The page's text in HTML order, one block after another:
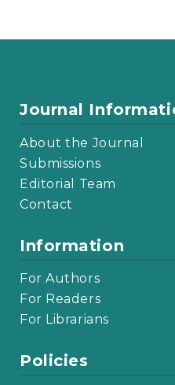
Journal
About the Journal
Submissions
Editorial Team
Contact
Information
For Authors
For Readers
For Librarians
Policies